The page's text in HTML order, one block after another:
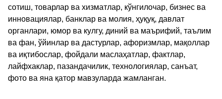
сотиш, товарлар ва хизматлар, кўнгилочар, бизнес ва
инновациялар, банклар ва молия, ҳуқуқ, давлат
органлари, юмор ва кулгу, диний ва маърифий, таълим
ва фан, ўйинлар ва дастурлар, афоризмлар, мақоллар
ва иқтибослар, фойдали маслаҳатлар, фактлар,
лайфхаклар, пазандачилик, технологиялар, санъат,
фото ва яна қатор мавзуларда жамланган.